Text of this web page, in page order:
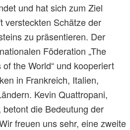
und hat sich zum Ziel
versteckten Schätze der
zu präsentieren. Der
Föderation „The
the World“ und kooperiert
in Frankreich, Italien,
Kevin Quattropani,
die Bedeutung der
freuen uns sehr, eine zweite